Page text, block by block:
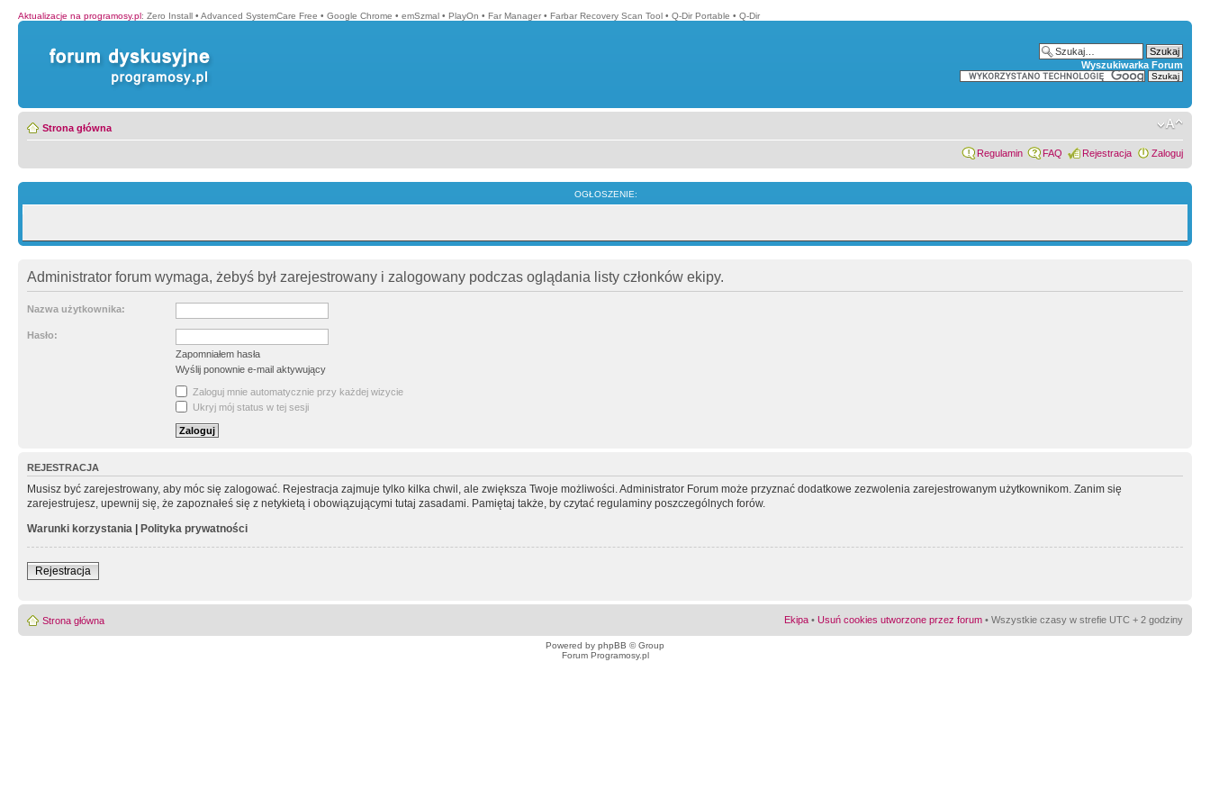
Aktualizacje na programosy.pl: Zero Install • Advanced SystemCare Free • Google Chrome • emSzmal • PlayOn • Far Manager • Farbar Recovery Scan Tool • Q-Dir Portable • Q-Dir
Wyszukiwarka Forum
Strona główna
Regulamin FAQ Rejestracja Zaloguj
OGŁOSZENIE:
Administrator forum wymaga, żebyś był zarejestrowany i zalogowany podczas oglądania listy członków ekipy.
Nazwa użytkownika:
Hasło:
Zapomniałem hasła
Wyślij ponownie e-mail aktywujący
Zaloguj mnie automatycznie przy każdej wizycie
Ukryj mój status w tej sesji
REJESTRACJA
Musisz być zarejestrowany, aby móc się zalogować. Rejestracja zajmuje tylko kilka chwil, ale zwiększa Twoje możliwości. Administrator Forum może przyznać dodatkowe zezwolenia zarejestrowanym użytkownikom. Zanim się
zarejestrujesz, upewnij się, że zapoznałeś się z netykietą i obowiązującymi tutaj zasadami. Pamiętaj także, by czytać regulaminy poszczególnych forów.
Warunki korzystania | Polityka prywatności
Rejestracja
Strona główna Ekipa • Usuń cookies utworzone przez forum • Wszystkie czasy w strefie UTC + 2 godziny
Powered by phpBB © Group
Forum Programosy.pl